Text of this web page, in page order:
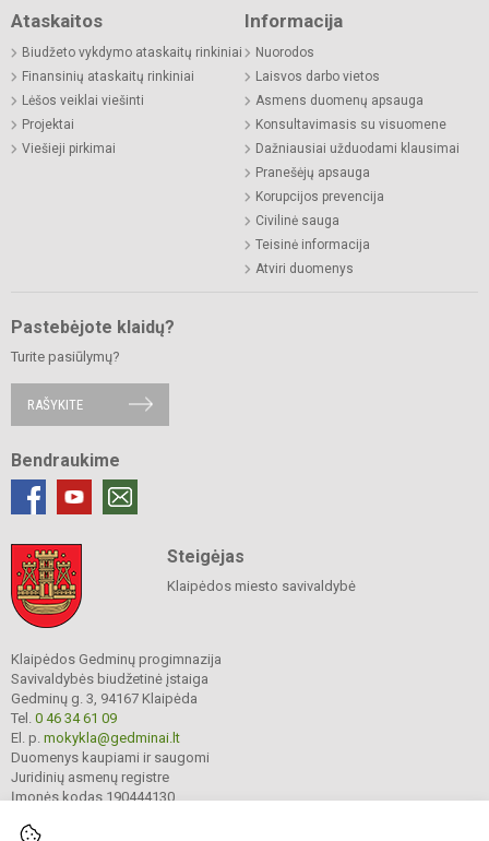
Ataskaitos
Biudžeto vykdymo ataskaitų rinkiniai
Finansinių ataskaitų rinkiniai
Lėšos veiklai viešinti
Projektai
Viešieji pirkimai
Informacija
Nuorodos
Laisvos darbo vietos
Asmens duomenų apsauga
Konsultavimasis su visuomene
Dažniausiai užduodami klausimai
Pranešėjų apsauga
Korupcijos prevencija
Civilinė sauga
Teisinė informacija
Atviri duomenys
Pastebėjote klaidų?
Turite pasiūlymų?
RAŠYKITE
Bendraukime
Steigėjas
Klaipėdos miesto savivaldybė
Klaipėdos Gedminų progimnazija
Savivaldybės biudžetinė įstaiga
Gedminų g. 3, 94167 Klaipėda
Tel. 0 46 34 61 09
El. p. mokykla@gedminai.lt
Duomenys kaupiami ir saugomi
Juridinių asmenų registre
Įmonės kodas 190444130